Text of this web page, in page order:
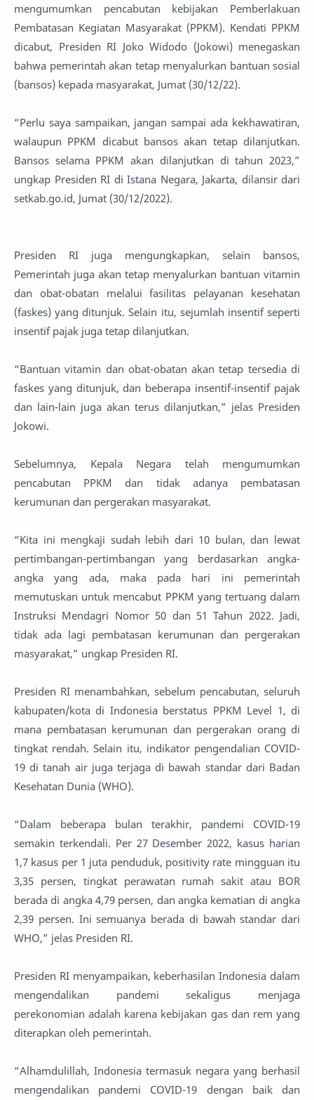
mengumumkan pencabutan kebijakan Pemberlakuan
Pembatasan Kegiatan Masyarakat (PPKM). Kendati PPKM
dicabut, Presiden RI Joko Widodo (Jokowi) menegaskan
bahwa pemerintah akan tetap menyalurkan bantuan sosial
(bansos) kepada masyarakat, Jumat (30/12/22).
“Perlu saya sampaikan, jangan sampai ada kekhawatiran,
walaupun PPKM dicabut bansos akan tetap dilanjutkan.
Bansos selama PPKM akan dilanjutkan di tahun 2023,”
ungkap Presiden RI di Istana Negara, Jakarta, dilansir dari
setkab.go.id, Jumat (30/12/2022).
Presiden RI juga mengungkapkan, selain bansos,
Pemerintah juga akan tetap menyalurkan bantuan vitamin
dan obat-obatan melalui fasilitas pelayanan kesehatan
(faskes) yang ditunjuk. Selain itu, sejumlah insentif seperti
insentif pajak juga tetap dilanjutkan.
“Bantuan vitamin dan obat-obatan akan tetap tersedia di
faskes yang ditunjuk, dan beberapa insentif-insentif pajak
dan lain-lain juga akan terus dilanjutkan,” jelas Presiden
Jokowi.
Sebelumnya, Kepala Negara telah mengumumkan
pencabutan PPKM dan tidak adanya pembatasan
kerumunan dan pergerakan masyarakat.
“Kita ini mengkaji sudah lebih dari 10 bulan, dan lewat
pertimbangan-pertimbangan yang berdasarkan angka-
angka yang ada, maka pada hari ini pemerintah
memutuskan untuk mencabut PPKM yang tertuang dalam
Instruksi Mendagri Nomor 50 dan 51 Tahun 2022. Jadi,
tidak ada lagi pembatasan kerumunan dan pergerakan
masyarakat,” ungkap Presiden RI.
Presiden RI menambahkan, sebelum pencabutan, seluruh
kabupaten/kota di Indonesia berstatus PPKM Level 1, di
mana pembatasan kerumunan dan pergerakan orang di
tingkat rendah. Selain itu, indikator pengendalian COVID-
19 di tanah air juga terjaga di bawah standar dari Badan
Kesehatan Dunia (WHO).
“Dalam beberapa bulan terakhir, pandemi COVID-19
semakin terkendali. Per 27 Desember 2022, kasus harian
1,7 kasus per 1 juta penduduk, positivity rate mingguan itu
3,35 persen, tingkat perawatan rumah sakit atau BOR
berada di angka 4,79 persen, dan angka kematian di angka
2,39 persen. Ini semuanya berada di bawah standar dari
WHO,” jelas Presiden RI.
Presiden RI menyampaikan, keberhasilan Indonesia dalam
mengendalikan pandemi sekaligus menjaga
perekonomian adalah karena kebijakan gas dan rem yang
diterapkan oleh pemerintah.
“Alhamdulillah, Indonesia termasuk negara yang berhasil
mengendalikan pandemi COVID-19 dengan baik dan